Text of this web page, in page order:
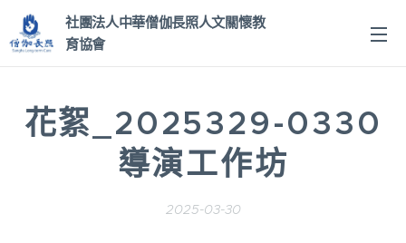
社團法人中華僧伽長照人文關懷教
育協會
花絮_2025329-0330
導演工作坊
2025-03-30